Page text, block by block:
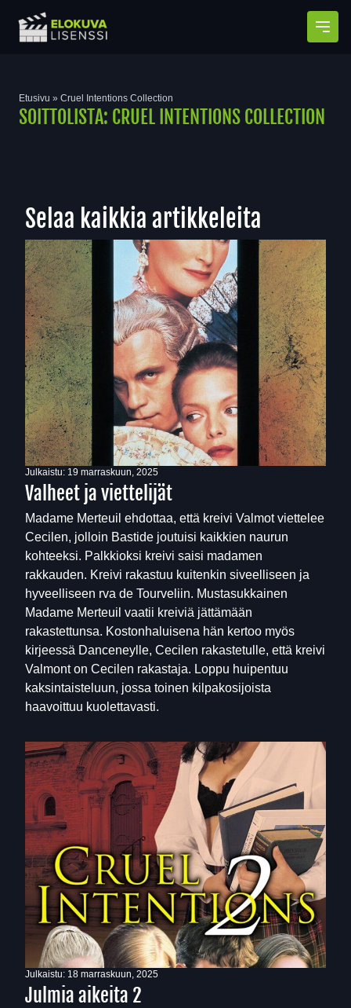
Etusivu » Cruel Intentions Collection
SOITTOLISTA: CRUEL INTENTIONS COLLECTION
Selaa kaikkia artikkeleita
Julkaistu: 19 marraskuun, 2025
Valheet ja viettelijät
Madame Merteuil ehdottaa, että kreivi Valmot viettelee
Cecilen, jolloin Bastide joutuisi kaikkien naurun
kohteeksi. Palkkioksi kreivi saisi madamen
rakkauden. Kreivi rakastuu kuitenkin siveelliseen ja
hyveelliseen rva de Tourveliin. Mustasukkainen
Madame Merteuil vaatii kreiviä jättämään
rakastettunsa. Kostonhaluisena hän kertoo myös
kirjeessä Danceneylle, Cecilen rakastetulle, että kreivi
Valmont on Cecilen rakastaja. Loppu huipentuu
kaksintaisteluun, jossa toinen kilpakosijoista
haavoittuu kuolettavasti.
Julkaistu: 18 marraskuun, 2025
Julmia aikeita 2